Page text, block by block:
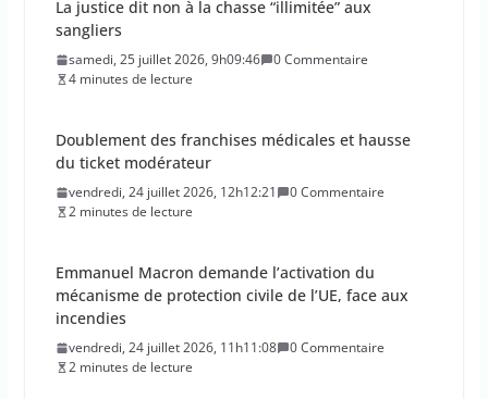
samedi, 25 juillet 2026, 9h09:46
0 Commentaire
4 minutes de lecture
Doublement des franchises médicales et hausse
vendredi, 24 juillet 2026, 12h12:21
0 Commentaire
2 minutes de lecture
Emmanuel Macron demande l’activation du
incendies
vendredi, 24 juillet 2026, 11h11:08
0 Commentaire
2 minutes de lecture
La Haute Autorité de santé veut rendre obligatoire